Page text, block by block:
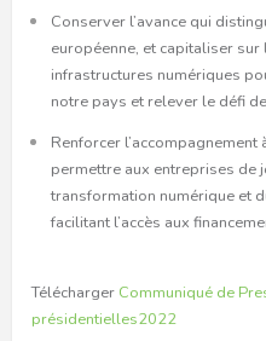
Conserver l’avance qui
européenne, et capitaliser
infrastructures numériques
notre pays et relever le défi
Renforcer
permettre aux entreprises de
transformation numérique et
facilitant l’accès aux
Télécharger Communiqué de
présidentielles2022